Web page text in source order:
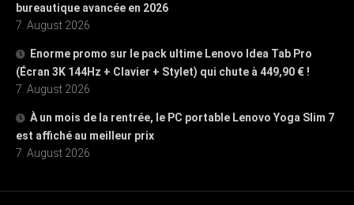
bureautique avancée en 2026
7. August 2026
Enorme promo sur le pack ultime Lenovo Idea Tab Pro
(Écran 3K 144Hz + Clavier + Stylet) qui chute à 449,90 € !
7. August 2026
À un mois de la rentrée, le PC portable Lenovo Yoga Slim 7
est affiché au meilleur prix
7. August 2026